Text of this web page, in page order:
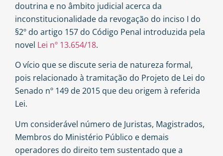
doutrina e no âmbito judicial acerca da
inconstitucionalidade da revogação do inciso I do
§2º do artigo 157 do Código Penal introduzida pela
novel Lei nº 13.654/18.
O vício que se discute seria de natureza formal,
pois relacionado à tramitação do Projeto de Lei do
Senado nº 149 de 2015 que deu origem à referida
Lei.
Um considerável número de Juristas, Magistrados,
Membros do Ministério Público e demais
operadores do direito tem sustentado que a